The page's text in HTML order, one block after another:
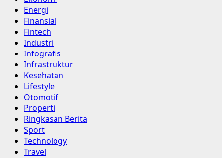
Energi
Finansial
Fintech
Industri
Infografis
Infrastruktur
Kesehatan
Lifestyle
Otomotif
Properti
Ringkasan Berita
Sport
Technology
Travel